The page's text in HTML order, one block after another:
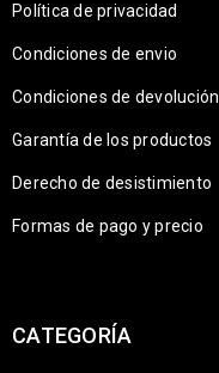
Política de privacidad
Condiciones de envio
Condiciones de devolución
Garantía de los productos
Derecho de desistimiento
Formas de pago y precio
CATEGORÍA